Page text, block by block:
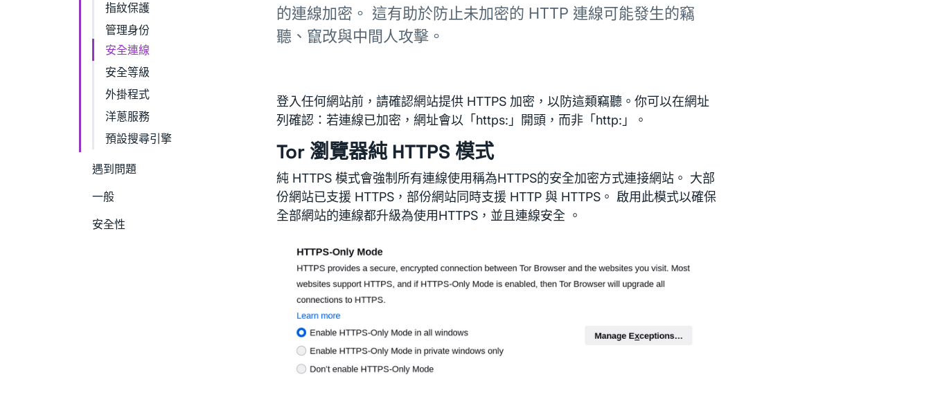
指紋保護
管理身份
安全連線
安全等級
外掛程式
洋蔥服務
預設搜尋引擎
遇到問題
一般
安全性
的連線加密。 這有助於防止未加密的 HTTP 連線可能發生的竊
聽、竄改與中間人攻擊。
登入任何網站前，請確認網站提供 HTTPS 加密，以防這類竊聽。你可以在網址
列確認：若連線已加密，網址會以「https:」開頭，而非「http:」。
Tor 瀏覽器純 HTTPS 模式
純 HTTPS 模式會強制所有連線使用稱為HTTPS的安全加密方式連接網站。 大部
份網站已支援 HTTPS，部份網站同時支援 HTTP 與 HTTPS。 啟用此模式以確保
全部網站的連線都升級為使用HTTPS，並且連線安全 。